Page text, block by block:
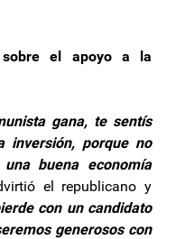
sobre el apoyo a la
gana, te sentís
inversión, porque no
buena economía
el republicano y
con un candidato
generosos con